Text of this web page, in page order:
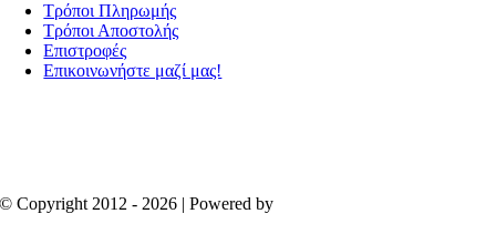
Τρόποι Πληρωμής
Τρόποι Αποστολής
Επιστροφές
Επικοινωνήστε μαζί μας!
© Copyright 2012 - 2026 | Powered by